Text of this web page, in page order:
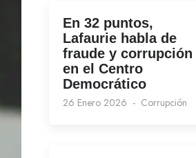
En 32 puntos,
Lafaurie habla de
fraude y corrupción
en el Centro
Democrático
26 Enero 2026 Corrupción